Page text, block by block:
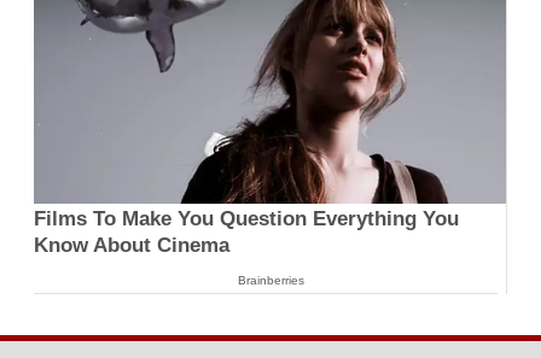
Films To Make You Question Everything You
Know About Cinema
Brainberries